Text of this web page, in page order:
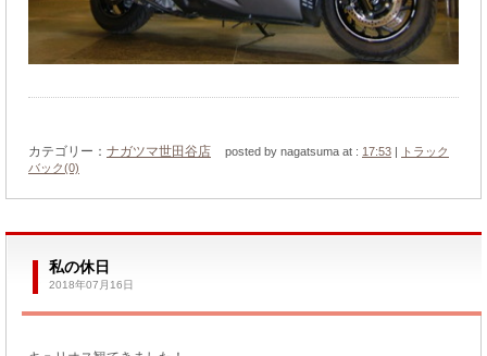
カテゴリー： ナガツマ世田谷店 posted by nagatsuma at : 17:53 |
トラック
バック(0)
私の休日
2018年07月16日